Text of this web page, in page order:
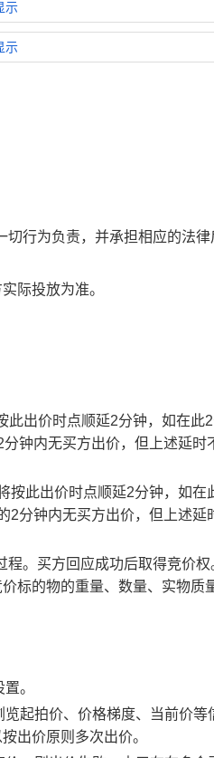
示
示
切行为负责，并承担相应的法律
际投放为准。
此出价时点顺延2分钟，如在此
钟内无买方出价，但上述延时
按此出价时点顺延2分钟，如在
2分钟内无买方出价，但上述延
。买方回应成功后取得竞价权
标的物的重量、数量、实物质
。
起拍价、价格梯度、当前价等
出价原则多次出价。